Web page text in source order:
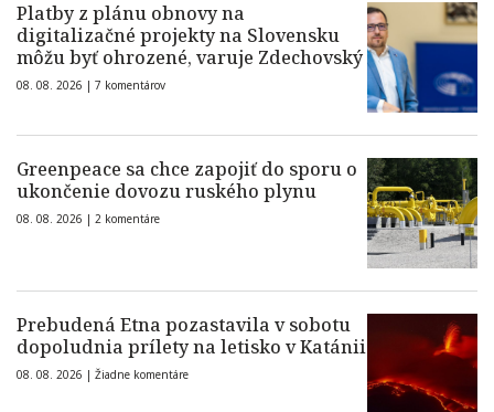
Platby z plánu obnovy na
digitalizačné projekty na Slovensku
môžu byť ohrozené, varuje Zdechovský
08. 08. 2026 | 7 komentárov
Greenpeace sa chce zapojiť do sporu o
ukončenie dovozu ruského plynu
08. 08. 2026 | 2 komentáre
Prebudená Etna pozastavila v sobotu
dopoludnia prílety na letisko v Katánii
08. 08. 2026 | Žiadne komentáre